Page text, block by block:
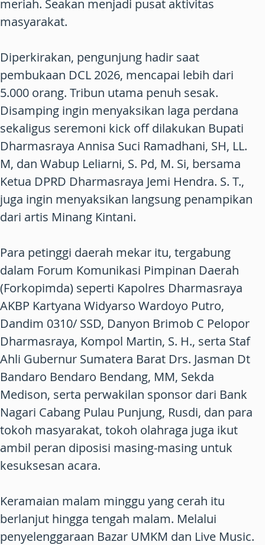
meriah. Seakan menjadi pusat aktivitas
masyarakat.
Diperkirakan, pengunjung hadir saat
pembukaan DCL 2026, mencapai lebih dari
5.000 orang. Tribun utama penuh sesak.
Disamping ingin menyaksikan laga perdana
sekaligus seremoni kick off dilakukan Bupati
Dharmasraya Annisa Suci Ramadhani, SH, LL.
M, dan Wabup Leliarni, S. Pd, M. Si, bersama
Ketua DPRD Dharmasraya Jemi Hendra. S. T.,
juga ingin menyaksikan langsung penampikan
dari artis Minang Kintani.
Para petinggi daerah mekar itu, tergabung
dalam Forum Komunikasi Pimpinan Daerah
(Forkopimda) seperti Kapolres Dharmasraya
AKBP Kartyana Widyarso Wardoyo Putro,
Dandim 0310/ SSD, Danyon Brimob C Pelopor
Dharmasraya, Kompol Martin, S. H., serta Staf
Ahli Gubernur Sumatera Barat Drs. Jasman Dt
Bandaro Bendaro Bendang, MM, Sekda
Medison, serta perwakilan sponsor dari Bank
Nagari Cabang Pulau Punjung, Rusdi, dan para
tokoh masyarakat, tokoh olahraga juga ikut
ambil peran diposisi masing-masing untuk
kesuksesan acara.
Keramaian malam minggu yang cerah itu
berlanjut hingga tengah malam. Melalui
penyelenggaraan Bazar UMKM dan Live Music.